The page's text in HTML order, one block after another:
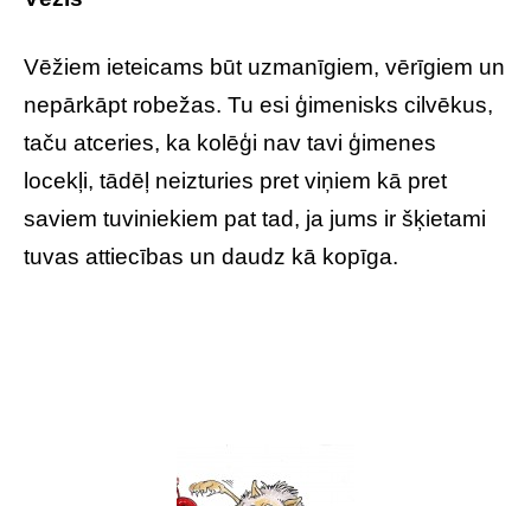
Vēžiem ieteicams būt uzmanīgiem, vērīgiem un
nepārkāpt robežas. Tu esi ģimenisks cilvēkus,
taču atceries, ka kolēģi nav tavi ģimenes
locekļi, tādēļ neizturies pret viņiem kā pret
saviem tuviniekiem pat tad, ja jums ir šķietami
tuvas attiecības un daudz kā kopīga.